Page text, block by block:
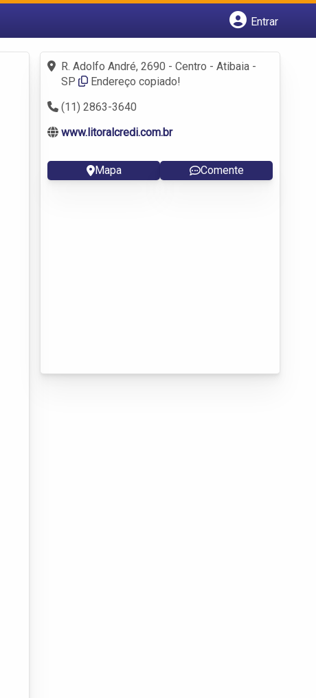
Entrar
Fazer login
Criar conta
R. Adolfo André, 2690 - Centro - Atibaia -
SP
Endereço copiado!
(11) 2863-3640
www.litoralcredi.com.br
Mapa Comente